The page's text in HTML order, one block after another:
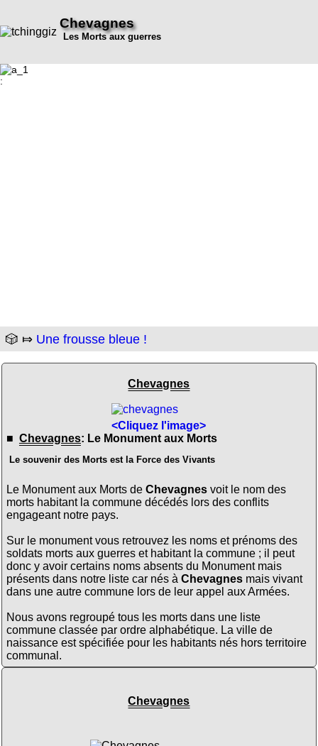
Chevagnes
Les Morts aux guerres
:
🎲 ⤇ Une frousse bleue !
Chevagnes
<Cliquez l'image>
■ Chevagnes: Le Monument aux Morts
Le souvenir des Morts est la Force des Vivants
Le Monument aux Morts de Chevagnesvoit le nom des
morts habitant la commune décédés lors des conflits
engageant notre pays.
Sur le monument vous retrouvez les noms et prénoms des
soldats morts aux guerres et habitant la commune ; il peut
donc y avoir certains noms absents du Monument mais
présents dans notre liste car nés à Chevagnesmais vivant
dans une autre commune lors de leur appel aux Armées.
Nous avons regroupé tous les morts dans une liste
commune classée par ordre alphabétique. La ville de
naissance est spécifiée pour les habitants nés hors territoire
communal.
Chevagnes